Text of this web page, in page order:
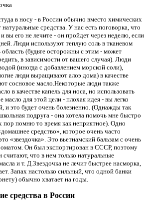
в носу - в России обычно вместо химических
средства. У нас есть поговорка, что
вы его не лечите - он пройдет через неделю, если
Люди используют теплую соль в тканевом
(будьте осторожны с этим - может
в зависимости от вашего случая). Люди
(иногда с добавлением морской соли),
люди выращивают алоэ дома) в качестве
сосновое масло.Некоторые люди также
в качестве капель для носа, но использовать
масло для этой цели - плохая идея - вы легко
и это будет очень болезненно. (Однажды так
подруга - она ​​хотела помочь мне быстро
пор помню то время как неприятное). Одно
средство», которое очень часто
«звездочка». Это вьетнамский бальзам с очень
Он был экспортирован в СССР, поэтому
считают, что в нем только натуральные
и т. Д.Звездочка не лечит быстрее насморка,
Запах настолько сильный, что одной банки
обычно хватает на годы.
средства в России